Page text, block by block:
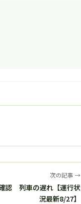
次の記事 →
認 列車の遅れ【運行状
況最新8/27】